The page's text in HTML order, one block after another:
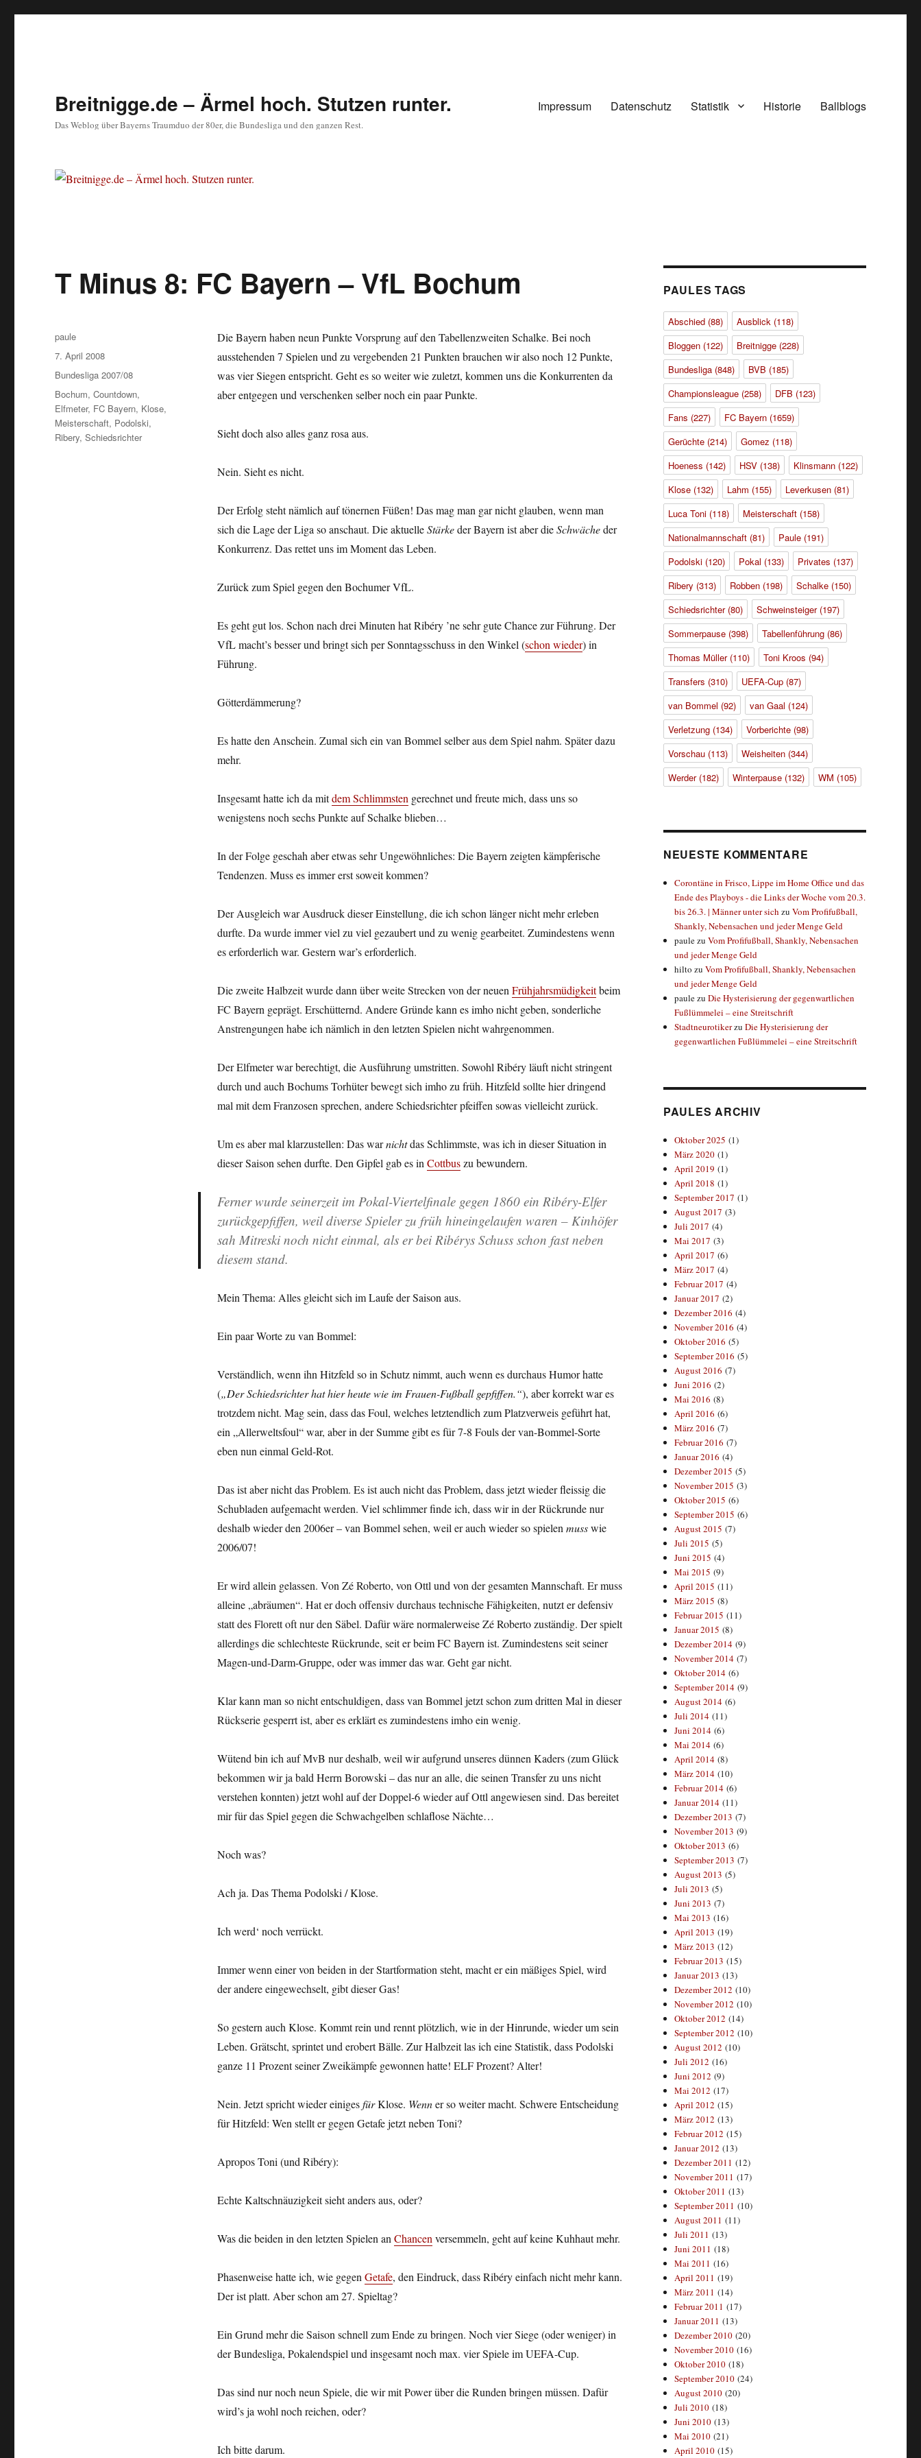
Breitnigge.de – Ärmel hoch. Stutzen runter.
Das Weblog über Bayerns Traumduo der 80er, die Bundesliga und den ganzen Rest.
Impressum Datenschutz Statistik Historie Ballblogs
T Minus 8: FC Bayern – VfL Bochum
Die Bayern haben neun Punkte Vorsprung auf den Tabellenzweiten Schalke. Bei noch
ausstehenden 7 Spielen und zu vergebenden 21 Punkten brauchen wir also noch 12 Punkte,
was vier Siegen entspricht. Geht es so weiter wie zuletzt, kommen uns die Konkurrenten da
aber entgegen und verschenken selber noch ein paar Punkte.
Sieht doch also alles ganz rosa aus.
Nein. Sieht es nicht.
Der Erfolg steht nämlich auf tönernen Füßen! Das mag man gar nicht glauben, wenn man
sich die Lage der Liga so anschaut. Die aktuelleStärkeder Bayern ist aber dieSchwächeder
Konkurrenz. Das rettet uns im Moment das Leben.
Zurück zum Spiel gegen den Bochumer VfL.
Es geht gut los. Schon nach drei Minuten hat Ribéry ’ne sehr gute Chance zur Führung. Der
VfL macht’s besser und bringt sich per Sonntagsschuss in den Winkel (schon wieder) in
Führung.
Götterdämmerung?
Es hatte den Anschein. Zumal sich ein van Bommel selber aus dem Spiel nahm. Später dazu
mehr.
Insgesamt hatte ich da mitdem Schlimmstengerechnet und freute mich, dass uns so
wenigstens noch sechs Punkte auf Schalke blieben…
In der Folge geschah aber etwas sehr Ungewöhnliches: Die Bayern zeigten kämpferische
Tendenzen. Muss es immer erst soweit kommen?
Der Ausgleich war Ausdruck dieser Einstellung, die ich schon länger nicht mehr erleben
durfte. Da wurde immer viel zu viel gezaubert und zu wenig gearbeitet. Zumindestens wenn
es erforderlich war. Gestern war’s erforderlich.
Die zweite Halbzeit wurde dann über weite Strecken von der neuenFrühjahrsmüdigkeitbeim
FC Bayern geprägt. Erschütternd. Andere Gründe kann es imho nicht geben, sonderliche
Anstrengungen habe ich nämlich in den letzten Spielen nicht wahrgenommen.
Der Elfmeter war berechtigt, die Ausführung umstritten. Sowohl Ribéry läuft nicht stringent
durch und auch Bochums Torhüter bewegt sich imho zu früh. Hitzfeld sollte hier dringend
mal mit dem Franzosen sprechen, andere Schiedsrichter pfeiffen sowas vielleicht zurück.
Um es aber mal klarzustellen: Das warnichtdas Schlimmste, was ich in dieser Situation in
dieser Saison sehen durfte. Den Gipfel gab es inCottbuszu bewundern.
Ferner wurde seinerzeit im Pokal-Viertelfinale gegen 1860 ein Ribéry-Elfer
zurückgepfiffen, weil diverse Spieler zu früh hineingelaufen waren – Kinhöfer
sah Mitreski noch nicht einmal, als er bei Ribérys Schuss schon fast neben
diesem stand.
Mein Thema: Alles gleicht sich im Laufe der Saison aus.
Ein paar Worte zu van Bommel:
Verständlich, wenn ihn Hitzfeld so in Schutz nimmt, auch wenn es durchaus Humor hatte
(„Der Schiedsrichter hat hier heute wie im Frauen-Fußball gepfiffen.“), aber korrekt war es
trotzdem nicht. Mag sein, dass das Foul, welches letztendlich zum Platzverweis geführt hat,
ein „Allerweltsfoul“ war, aber in der Summe gibt es für 7-8 Fouls der van-Bommel-Sorte
eben nun einmal Geld-Rot.
Das ist aber nicht das Problem. Es ist auch nicht das Problem, dass jetzt wieder fleissig die
Schubladen aufgemacht werden. Viel schlimmer finde ich, dass wir in der Rückrunde nur
deshalb wieder den 2006er – van Bommel sehen, weil er auch wieder so spielenmusswie
2006/07!
Er wird allein gelassen. Von Zé Roberto, von Ottl und von der gesamten Mannschaft. Er muss
alleine „abräumen“. Hat er doch offensiv durchaus technische Fähigkeiten, nutzt er defensiv
statt des Florett oft nur den Säbel. Dafür wäre normalerweise Zé Roberto zuständig. Der spielt
allerdings die schlechteste Rückrunde, seit er beim FC Bayern ist. Zumindestens seit seiner
Magen-und-Darm-Gruppe, oder was immer das war. Geht gar nicht.
Klar kann man so nicht entschuldigen, dass van Bommel jetzt schon zum dritten Mal in dieser
Rückserie gesperrt ist, aber es erklärt es zumindestens imho ein wenig.
Wütend bin ich auf MvB nur deshalb, weil wir aufgrund unseres dünnen Kaders (zum Glück
bekommen wir ja bald Herrn Borowski – das nur an alle, die seinen Transfer zu uns nicht
verstehen konnten) jetzt wohl auf der Doppel-6 wieder auf Ottl angewiesen sind. Das bereitet
mir für das Spiel gegen die Schwachgelben schlaflose Nächte…
Noch was?
Ach ja. Das Thema Podolski / Klose.
Ich werd‘ noch verrückt.
Immer wenn einer von beiden in der Startformation steht, macht er ein mäßiges Spiel, wird
der andere eingewechselt, gibt dieser Gas!
So gestern auch Klose. Kommt rein und rennt plötzlich, wie in der Hinrunde, wieder um sein
Leben. Grätscht, sprintet und erobert Bälle. Zur Halbzeit las ich eine Statistik, dass Podolski
ganze 11 Prozent seiner Zweikämpfe gewonnen hatte! ELF Prozent? Alter!
Nein. Jetzt spricht wieder einigesfürKlose. Wenner so weiter macht. Schwere Entscheidung
für Hitzfeld: Wen stellt er gegen Getafe jetzt neben Toni?
Apropos Toni (und Ribéry):
Echte Kaltschnäuzigkeit sieht anders aus, oder?
Was die beiden in den letzten Spielen anChancenversemmeln, geht auf keine Kuhhaut mehr.
Phasenweise hatte ich, wie gegenGetafe, den Eindruck, dass Ribéry einfach nicht mehr kann.
Der ist platt. Aber schon am 27. Spieltag?
Ein Grund mehr die Saison schnell zum Ende zu bringen. Noch vier Siege (oder weniger) in
der Bundesliga, Pokalendspiel und insgesamt noch max. vier Spiele im UEFA-Cup.
Das sind nur noch neun Spiele, die wir mit Power über die Runden bringen müssen. Dafür
wird’s ja wohl noch reichen, oder?
Ich bitte darum.
Autor
paule
Veröffentlicht
am
7. April 2008
Kategorien
Bundesliga 2007/08
Schlagwörter
Bochum,Countdown,
Elfmeter, FC Bayern, Klose,
Meisterschaft, Podolski,
Ribery,Schiedsrichter
PAULES TAGS
Abschied(88) Ausblick(118)
Bloggen(122) Breitnigge(228)
Bundesliga(848) BVB (185)
Championsleague(258) DFB (123)
Fans (227) FC Bayern(1659)
Gerüchte(214) Gomez (118)
Hoeness (142) HSV(138) Klinsmann(122)
Klose(132) Lahm (155) Leverkusen(81)
Luca Toni(118) Meisterschaft(158)
Nationalmannschaft(81) Paule(191)
Podolski(120) Pokal (133) Privates (137)
Ribery (313) Robben(198) Schalke(150)
Schiedsrichter(80) Schweinsteiger(197)
Sommerpause(398) Tabellenführung(86)
Thomas Müller(110) Toni Kroos (94)
Transfers (310) UEFA-Cup(87)
van Bommel (92) van Gaal (124)
Verletzung(134) Vorberichte(98)
Vorschau(113) Weisheiten(344)
Werder(182) Winterpause(132) WM (105)
NEUESTE KOMMENTARE
Corontäne in Frisco, Lippe im Home Office und das
Ende des Playboys - die Links der Woche vom 20.3.
bis 26.3. | Männer unter sich zuVom Profifußball,
Shankly, Nebensachen und jeder Menge Geld
paulezuVom Profifußball, Shankly, Nebensachen
und jeder Menge Geld
hilto zuVom Profifußball, Shankly, Nebensachen
und jeder Menge Geld
paulezuDie Hysterisierung der gegenwartlichen
Fußlümmelei – eine Streitschrift
StadtneurotikerzuDie Hysterisierung der
gegenwartlichen Fußlümmelei – eine Streitschrift
PAULES ARCHIV
Oktober 2025 (1)
März 2020 (1)
April 2019 (1)
April 2018 (1)
September 2017 (1)
August 2017 (3)
Juli 2017 (4)
Mai 2017 (3)
April 2017 (6)
März 2017 (4)
Februar 2017 (4)
Januar 2017 (2)
Dezember 2016 (4)
November 2016 (4)
Oktober 2016 (5)
September 2016 (5)
August 2016 (7)
Juni 2016 (2)
Mai 2016 (8)
April 2016 (6)
März 2016 (7)
Februar 2016 (7)
Januar 2016 (4)
Dezember 2015 (5)
November 2015 (3)
Oktober 2015 (6)
September 2015 (6)
August 2015 (7)
Juli 2015 (5)
Juni 2015 (4)
Mai 2015 (9)
April 2015 (11)
März 2015 (8)
Februar 2015 (11)
Januar 2015 (8)
Dezember 2014 (9)
November 2014 (7)
Oktober 2014 (6)
September 2014 (9)
August 2014 (6)
Juli 2014 (11)
Juni 2014 (6)
Mai 2014 (6)
April 2014 (8)
März 2014 (10)
Februar 2014 (6)
Januar 2014 (11)
Dezember 2013 (7)
November 2013 (9)
Oktober 2013 (6)
September 2013 (7)
August 2013 (5)
Juli 2013 (5)
Juni 2013 (7)
Mai 2013 (16)
April 2013 (19)
März 2013 (12)
Februar 2013 (15)
Januar 2013 (13)
Dezember 2012 (10)
November 2012 (10)
Oktober 2012 (14)
September 2012 (10)
August 2012 (10)
Juli 2012 (16)
Juni 2012 (9)
Mai 2012 (17)
April 2012 (15)
März 2012 (13)
Februar 2012 (15)
Januar 2012 (13)
Dezember 2011 (12)
November 2011 (17)
Oktober 2011 (13)
September 2011 (10)
August 2011 (11)
Juli 2011 (13)
Juni 2011 (18)
Mai 2011 (16)
April 2011 (19)
März 2011 (14)
Februar 2011 (17)
Januar 2011 (13)
Dezember 2010 (20)
November 2010 (16)
Oktober 2010 (18)
September 2010 (24)
August 2010 (20)
Juli 2010 (18)
Juni 2010 (13)
Mai 2010 (21)
April 2010 (15)